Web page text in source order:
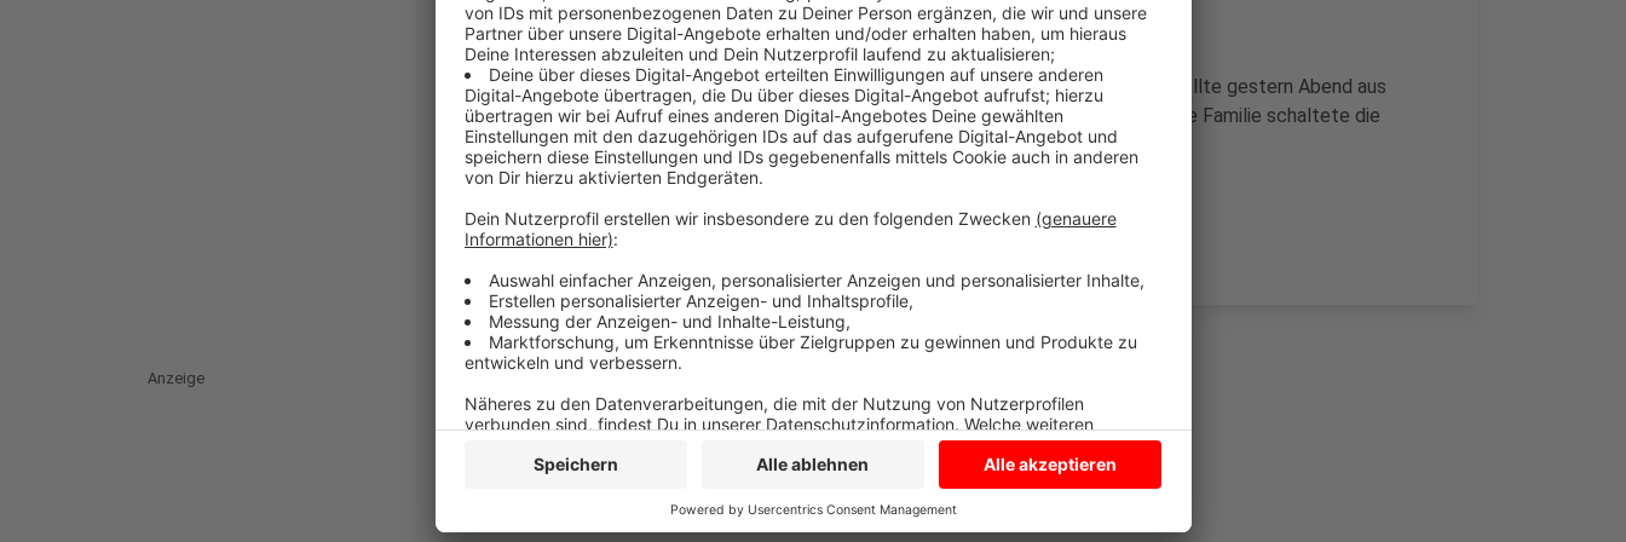
Ihre Eltern blicken auf bange 24 Stunden zurück. Die 15-jährige sollte gestern Abend aus
Münster nach Hause kommen und war dann nicht aufgetaucht. Die Familie schaltete die
Polizei ein. Jetzt die Entwarnung: Alle atmen auf!
Anzeige